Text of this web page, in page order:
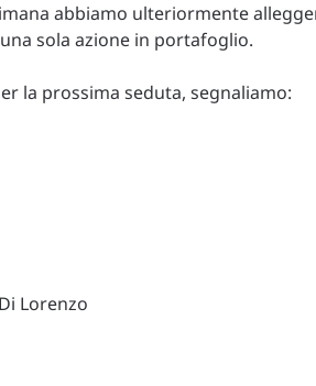
abbiamo ulteriormente
sola azione in portafoglio.
la prossima seduta, segnaliamo:
Lorenzo